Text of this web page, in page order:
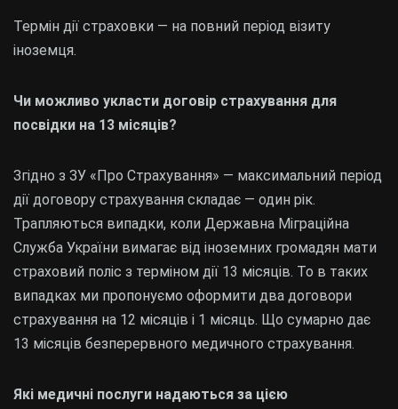
Термін дії страховки — на повний період візиту
іноземця.
Чи можливо укласти договір страхування для
посвідки на 13 місяців?
Згідно з ЗУ «Про Страхування» — максимальний період
дії договору страхування складає — один рік.
Трапляються випадки, коли Державна Міграційна
Служба України вимагає від іноземних громадян мати
страховий поліс з терміном дії 13 місяців. То в таких
випадках ми пропонуємо оформити два договори
страхування на 12 місяців і 1 місяць. Що сумарно дає
13 місяців безперервного медичного страхування.
Які медичні послуги надаються за цією